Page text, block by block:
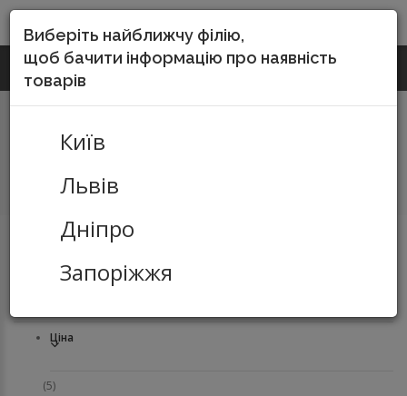
(067) 252-55-15
механічні, стрижні
Ціна
(5)
Виберіть найближчу філію,
щоб бачити інформацію про наявність
товарів
Київ
Львів
Дніпро
Запоріжжя